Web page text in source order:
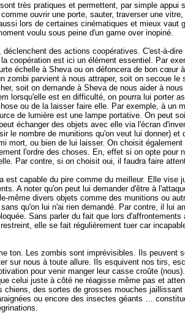
très pratiques et permettent, par simple appui
ouvrir une porte, sauter, traverser une vitre,
lors de certaines cinématiques et mieux vaut
voulu sous peine d'un game over inopiné.
des actions coopératives. C'est-à-
coopération est ici un élément essentiel. Par
échelle à Sheva ou on défoncera de bon cœur
zombi parvient à nous attraper, soit on secoue le
soit on demande à Sheva de nous aider à
lorsqu'elle est en difficulté, on pourra lui porter
ou de la laisser faire elle. Par exemple, à un
de lumière est une lampe portative. On peut
échanger des objets avec elle via l'écran
le nombre de munitions qu'on veut lui donner) et
mort, ou bien de lui laisser. On choisit
l'ordre des choses. En, effet si on opte pour
Par contre, si on choisit oui, il faudra faire
est capable du pire comme du meilleur. Elle vise
A noter qu'on peut lui demander d'être à
même divers objets comme des munitions ou
qu'on lui n'ai rien demandé. Par contre, il lui
Sans parler du fait que lors d'affrontements
elle se fait régulièrement tuer car
ton. Les zombis sont imprévisibles. Ils peuvent
sur nous à toute allure. Ils esquivent nos tirs,
pour venir manger leur casse croûte
celui juste à côté ne réagisse même pas et
chiens, des sortes de grosses mouches jaillissant
ou encore des insectes géants …